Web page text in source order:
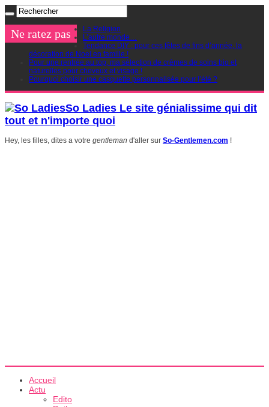
Ne ratez pas
La Religion
L’autre monde…
Tendance DIY : pour ces fêtes de fins d’année, la
décoration de Noel en famille !
Pour une rentrée au top, ma sélection de crèmes de soins bio et
naturelles pour cheveux et visage !
Pourquoi choisir une casquette personnalisée pour l’été ?
So Ladies Le site génialissime qui dit
tout et n'importe quoi
Hey, les filles, dites a votre gentleman d'aller sur So-Gentlemen.com !
Accueil
Actu
Edito